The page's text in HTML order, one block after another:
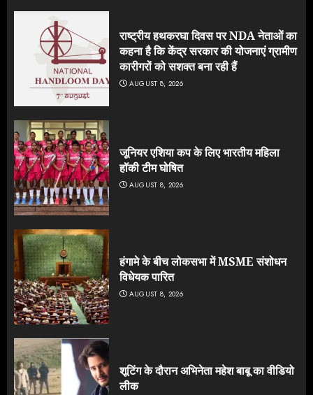
राष्ट्रीय हथकरघा दिवस पर NDA नेताओं का
कहना है कि केंद्र सरकार की योजनाएं ग्रामीण
कारीगरों को सशक्त बना रही हैं
AUGUST 8, 2026
जूनियर एशिया कप के लिए भारतीय महिला
हॉकी टीम घोषित
AUGUST 8, 2026
हंगामे के बीच लोकसभा में MSME संशोधन
विधेयक पारित
AUGUST 8, 2026
शूटिंग के दौरान अभिनेता महेश बाबू का वीडियो
लीक